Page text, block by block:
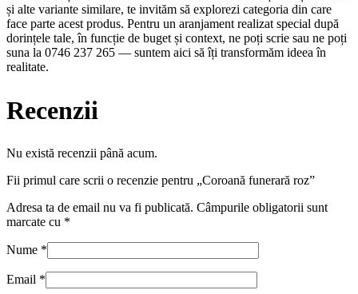
și alte variante similare, te invităm să explorezi categoria din care
face parte acest produs. Pentru un aranjament realizat special după
dorințele tale, în funcție de buget și context, ne poți scrie sau ne poți
suna la 0746 237 265 — suntem aici să îți transformăm ideea în
realitate.
Recenzii
Nu există recenzii până acum.
Fii primul care scrii o recenzie pentru „Coroană funerară roz”
Adresa ta de email nu va fi publicată. Câmpurile obligatorii sunt
marcate cu *
Nume *
Email *